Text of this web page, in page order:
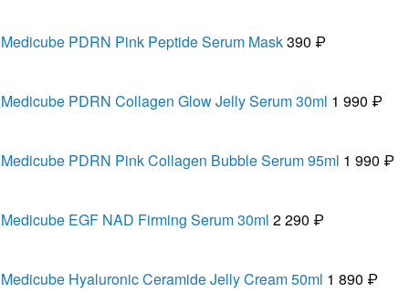
Medicube PDRN Pink Peptide Serum Mask390 ₽
Medicube PDRN Collagen Glow Jelly Serum 30ml 1 990 ₽
Medicube PDRN Pink Collagen Bubble Serum 95ml 1 990 ₽
Medicube EGF NAD Firming Serum 30ml 2 290 ₽
Medicube Hyaluronic Ceramide Jelly Cream 50ml 1 890 ₽